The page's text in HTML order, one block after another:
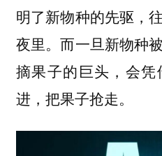
明了新物种的先驱，
夜里。而一旦新物种
摘果子的巨头，会
进，把果子抢走。